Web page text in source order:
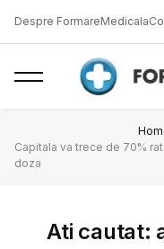
Despre FormareMedicala
Capitala va trece de 70%
doza
Ati cautat: